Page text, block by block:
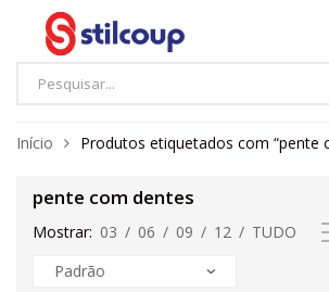
Início Produtos etiquetados com “pente
pente com dentes
Mostrar: 03 / 06 / 09 / 12 / TUDO